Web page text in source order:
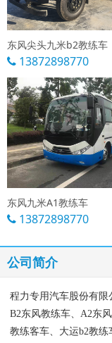
东风尖头九米b2教练车
13872898770
东风九米A1教练车
13872898770
公司简介
程力专用汽车股份有
B2东风教练车、A2东
教练客车、大运b2教练